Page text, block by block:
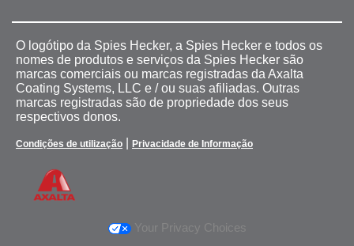
O logótipo da Spies Hecker, a Spies Hecker e todos os
nomes de produtos e serviços da Spies Hecker são
marcas comerciais ou marcas registradas da Axalta
Coating Systems, LLC e / ou suas afiliadas. Outras
marcas registradas são de propriedade dos seus
respectivos donos.
Condições de utilização Privacidade de Informação
Your Privacy Choices